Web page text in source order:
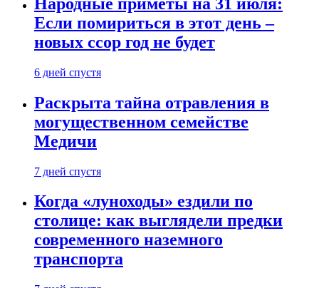
Если помириться в этот день –
новых ссор год не будет
6 дней спустя
Раскрыта тайна отравления в
могущественном семействе
Медичи
7 дней спустя
Когда «луноходы» ездили по
столице: как выглядели предки
современного наземного
транспорта